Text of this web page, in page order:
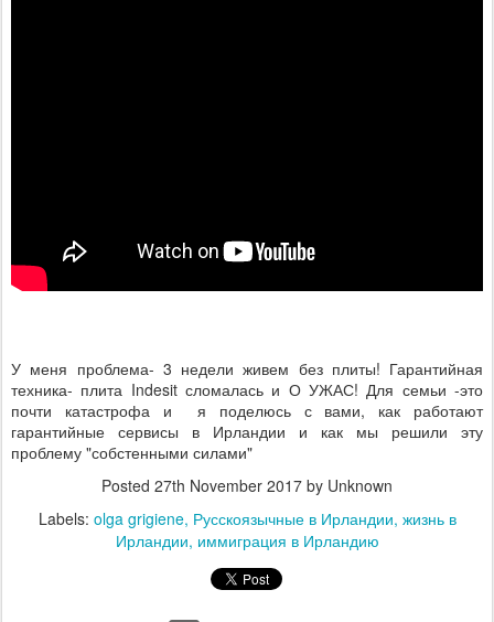
У меня проблема- 3 недели живем без плиты! Гарантийная
техника- плита Indesit сломалась и О УЖАС! Для семьи -это
почти катастрофа и я поделюсь с вами, как работают
гарантийные сервисы в Ирландии и как мы решили эту
проблему "собстенными силами"
Posted 27th November 2017 by Unknown
Labels: olga grigiene Русскоязычные в Ирландии жизнь в
Ирландии иммиграция в Ирландию